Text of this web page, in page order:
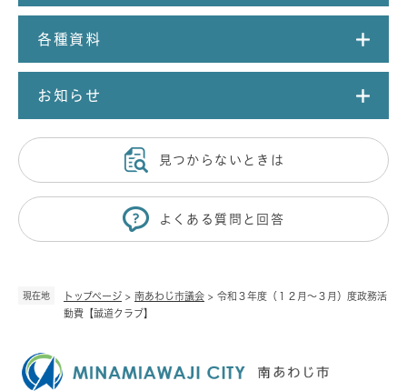
現在地 トップページ > 南あわじ市議会 > 令和３年度（１２月～３月）度政務活
動費【誠道クラブ】
各種資料
お知らせ
見つからないときは
よくある質問と回答